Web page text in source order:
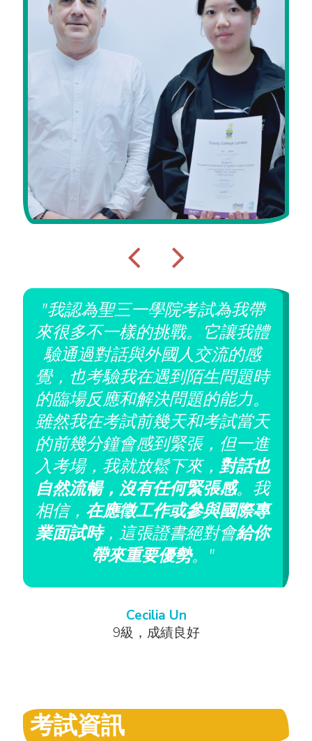
"我認為聖三一學院考試為我帶
來很多不一樣的挑戰。它讓我體
驗通過對話與外國人交流的感
覺，也考驗我在遇到陌生問題時
的臨場反應和解決問題的能力。
雖然我在考試前幾天和考試當天
的前幾分鐘會感到緊張，但一進
入考場，我就放鬆下來，對話也
自然流暢，沒有任何緊張感。我
相信， 在應徵工作或參與國際專
業面試時，這張證書絕對會給你
帶來重要優勢。"
Cecilia Un
9級，成績良好
考試資訊